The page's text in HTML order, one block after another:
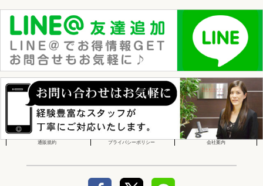
通販規約 プライバシーポリシー 会社案内